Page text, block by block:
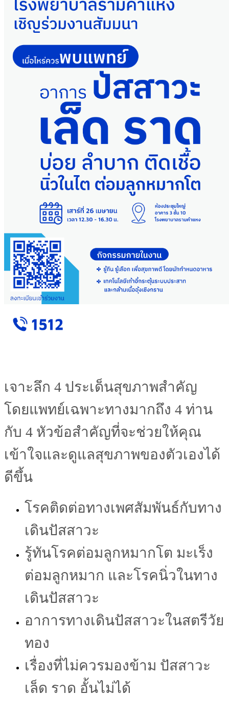
เจาะลึก 4 ประเด็นสุขภาพสำคัญ
โดยแพทย์เฉพาะทางมากถึง 4 ท่าน
กับ 4 หัวข้อสำคัญที่จะช่วยให้คุณ
เข้าใจและดูแลสุขภาพของตัวเองได้
ดีขึ้น
โรคติดต่อทางเพศสัมพันธ์กับทาง
เดินปัสสาวะ
รู้ทันโรคต่อมลูกหมากโต มะเร็ง
ต่อมลูกหมาก และโรคนิ่วในทาง
เดินปัสสาวะ
อาการทางเดินปัสสาวะในสตรีวัย
ทอง
เรื่องที่ไม่ควรมองข้าม ปัสสาวะ
เล็ด ราด อั้นไม่ได้